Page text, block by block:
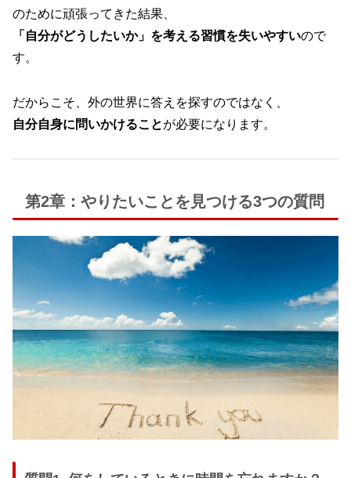
のために頑張ってきた結果、
「自分がどうしたいか」を考える習慣を失いやすいので
す。
だからこそ、外の世界に答えを探すのではなく、
自分自身に問いかけることが必要になります。
第2章：やりたいことを見つける3つの質問